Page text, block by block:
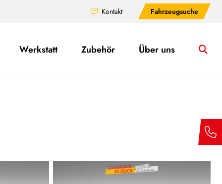
Kontakt Fahrzeugsuche
Werkstatt Zubehör Über uns